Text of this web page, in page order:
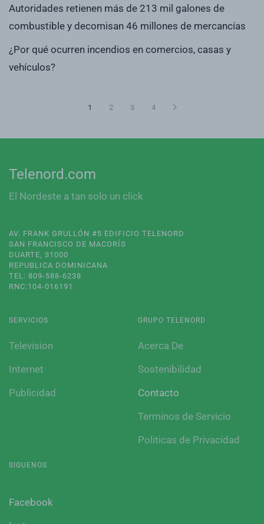
Autoridades retienen más de 213 mil galones de
combustible y decomisan 46 millones de mercancías
¿Por qué ocurren incendios en comercios, casas y
vehículos?
1 2 3 4
Telenord.com
El Nordeste a tan solo un click
AV. FRANK GRULLÓN #5 EDIFICIO TELENORD
SAN FRANCISCO DE MACORÍS
DUARTE, 31000
REPUBLICA DOMINICANA
TEL: 809-588-6238
RNC:104-016191
SERVICIOS
Television
Internet
Publicidad
GRUPO TELENORD
Acerca De
Sostenibilidad
Contacto
Terminos de Servicio
Politicas de Privacidad
SIGUENOS
Facebook